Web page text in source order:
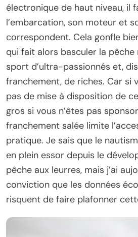
électronique de haut niveau, il
l’embarcation, son moteur et
correspondent. Cela gonfle
qui fait alors basculer la
sport d’ultra-passionnés et,
franchement, de riches. Car si
pas de mise à disposition de
gros si vous n’êtes pas
franchement salée limite
pratique. Je sais que le
en plein essor depuis le
pêche aux leurres, mais j’ai
conviction que les données
risquent de faire plafonner